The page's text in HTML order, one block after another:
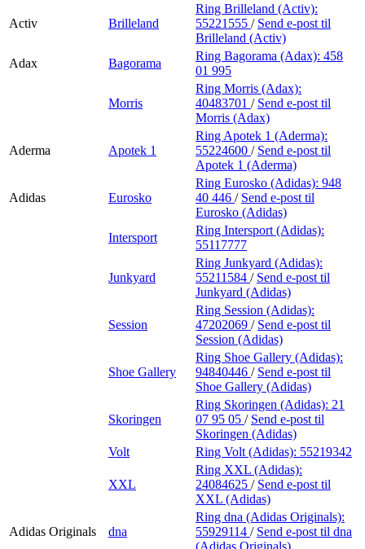
Activ Brilleland
Ring Brilleland (Activ):
55221555 / Send e-post til
Brilleland (Activ)
Adax
Bagorama
Ring Bagorama (Adax): 458
01 995
Morris
Ring Morris (Adax):
40483701 / Send e-post til
Morris (Adax)
Aderma Apotek 1
Ring Apotek 1 (Aderma):
55224600 / Send e-post til
Apotek 1 (Aderma)
Adidas Eurosko
Ring Eurosko (Adidas): 948
40 446 / Send e-post til
Eurosko (Adidas)
Intersport
Ring Intersport (Adidas):
55117777
Junkyard
Ring Junkyard (Adidas):
55211584 / Send e-post til
Junkyard (Adidas)
Session
Ring Session (Adidas):
47202069 / Send e-post til
Session (Adidas)
Shoe Gallery
Ring Shoe Gallery (Adidas):
94840446 / Send e-post til
Shoe Gallery (Adidas)
Skoringen
Ring Skoringen (Adidas): 21
07 95 05 / Send e-post til
Skoringen (Adidas)
Volt
Ring Volt (Adidas): 55219342
XXL
Ring XXL (Adidas):
24084625 / Send e-post til
XXL (Adidas)
Adidas Originals dna
Ring dna (Adidas Originals):
55929114 / Send e-post til dna
(Adidas Originals)